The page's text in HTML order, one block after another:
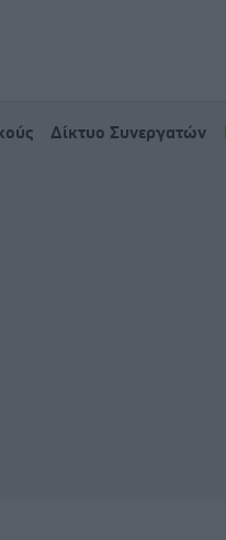
Δίκτυο Συνεργατών